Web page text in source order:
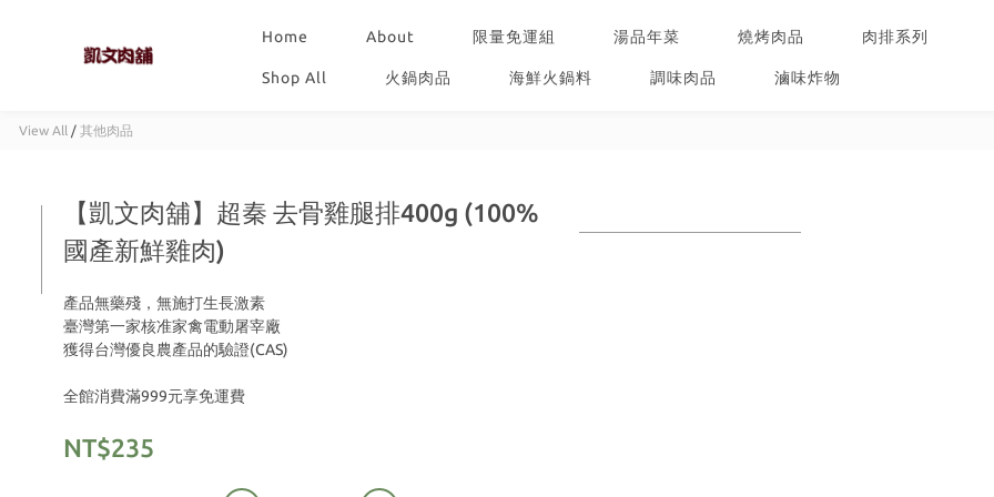
Home About 限量免運組 湯品年菜 燒烤肉品 肉排系列
Shop All 火鍋肉品 海鮮火鍋料 調味肉品 滷味炸物
View All / 其他肉品
【凱文肉舖】超秦 去骨雞腿排400g (100%
國產新鮮雞肉)
產品無藥殘，無施打生長激素
臺灣第一家核准家禽電動屠宰廠
獲得台灣優良農產品的驗證(CAS)
全館消費滿999元享免運費
NT$235